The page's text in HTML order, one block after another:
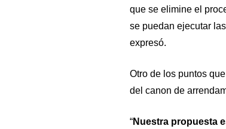
que se elimine el
se puedan ejecutar
expresó.
Otro de los puntos
del canon de
“Nuestra propuesta